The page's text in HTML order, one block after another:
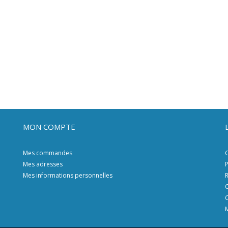
MON COMPTE
Mes commandes
Mes adresses
Mes informations personnelles